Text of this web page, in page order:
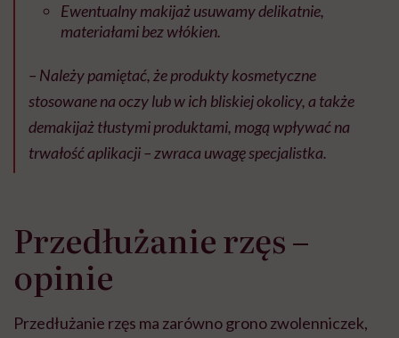
Ewentualny makijażusuwamy delikatnie,
materiałami bez włókien.
– Należy pamiętać,że produkty kosmetyczne
stosowane na oczy lub w ich bliskiej okolicy, a także
demakijażtłustymi produktami, mogąwpływaćna
trwałośćaplikacji –zwraca uwagę specjalistka.
Przedłużanie rzęs –
opinie
Przedłużanie rzęs ma zarówno grono zwolenniczek,